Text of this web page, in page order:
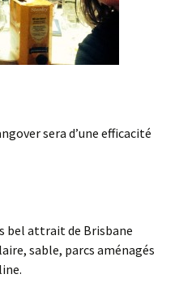
sera d’une efficacité
bel attrait de Brisbane
sable, parcs aménagés